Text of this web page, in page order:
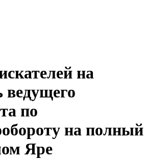
на
ведущего
по
на полный
Яре